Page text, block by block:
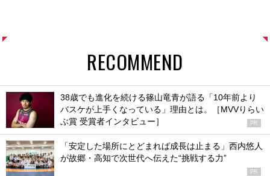
RECOMMEND
38歳でも進化を続ける篠山竜青が語る「10年前より
バスケが上手くなっている」理由とは。［MVVりらい
ぶ賞 受賞者インタビュー］
PR
「安定した場所にとどまれば成長は止まる」西内悠人
が故郷・高知で次世代へ伝えた“挑戦する力”
PR